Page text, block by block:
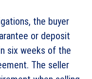
the buyer
or deposit
six weeks of the
The seller